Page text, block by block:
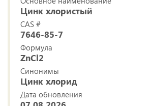
Цинк хлористый
CAS #
7646-85-7
Формула
ZnCl2
Синонимы
Цинк хлорид
Дата обновления